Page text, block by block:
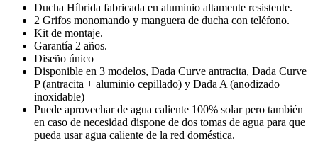
Ducha Híbrida fabricada en aluminio altamente resistente.
2 Grifos monomando y manguera de ducha con teléfono.
Kit de montaje.
Garantía 2 años.
Diseño único
Disponible en 3 modelos, Dada Curve antracita, Dada Curve
P (antracita + aluminio cepillado) y Dada A (anodizado
inoxidable)
Puede aprovechar de agua caliente 100% solar pero también
en caso de necesidad dispone de dos tomas de agua para que
pueda usar agua caliente de la red doméstica.